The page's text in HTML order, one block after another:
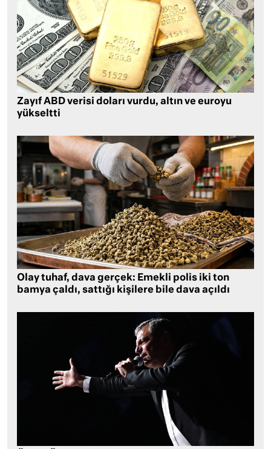
Zayıf ABD verisi doları vurdu, altın ve euroyu
yükseltti
Olay tuhaf, dava gerçek: Emekli polis iki ton
bamya çaldı, sattığı kişilere bile dava açıldı